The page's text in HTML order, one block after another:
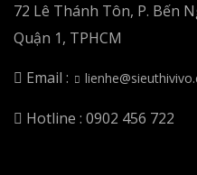
72 Lê Thánh Tôn, P. Bến
Quận 1, TPHCM
Email :
Hotline : 0902 456 722